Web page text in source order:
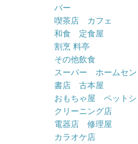
バー
喫茶店 カフェ
和食 定食屋
割烹 料亭
その他飲食
スーパー ホームセン
書店 古本屋
おもちゃ屋 ペットシ
クリーニング店
電器店 修理屋
カラオケ店